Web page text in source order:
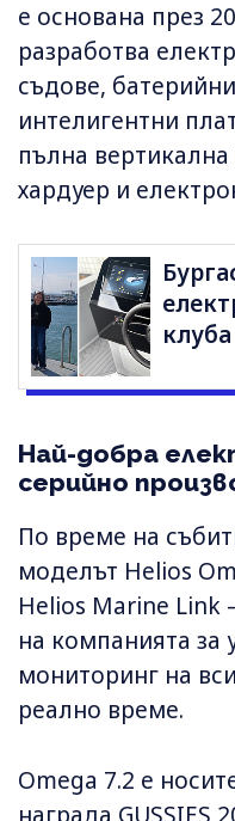
е основана през
разработва
съдове,
интелигентни
пълна
хардуер и
Най-добра
серийно
По време на
моделът Helios
Helios Marine Link
на компанията за
мониторинг на
реално време.
Omega 7.2 е